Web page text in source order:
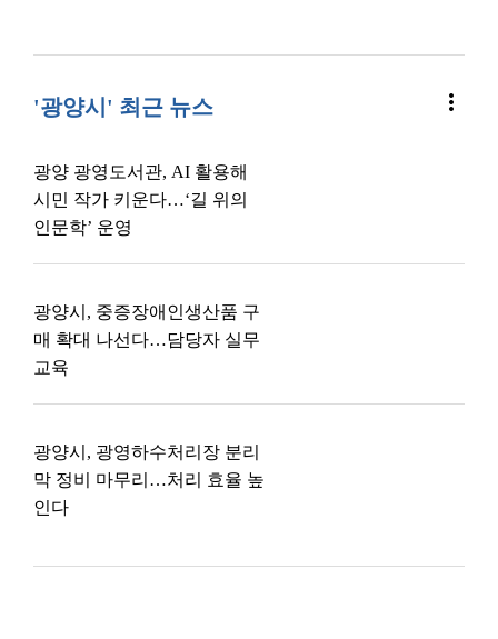
'광양시' 최근 뉴스 more_vert
광양 광영도서관, AI 활용해
시민 작가 키운다…‘길 위의
인문학’ 운영
광양시, 중증장애인생산품 구
매 확대 나선다…담당자 실무
교육
광양시, 광영하수처리장 분리
막 정비 마무리…처리 효율 높
인다